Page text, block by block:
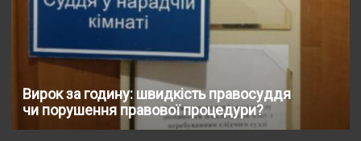
Вирок за годину: швидкість правосуддя
чи порушення правової процедури?